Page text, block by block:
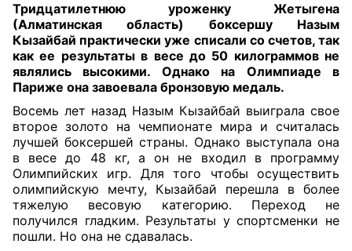
Тридцатилетнюю уроженку Жетыгена
(Алматинская область) боксершу Назым
Кызайбай практически уже списали со счетов, так
как ее результаты в весе до 50 килограммов не
являлись высокими. Однако на Олимпиаде в
Париже она завоевала бронзовую медаль.
Восемь лет назад Назым Кызайбай выиграла свое
второе золото на чемпионате мира и считалась
лучшей боксершей страны. Однако выступала она
в весе до 48 кг, а он не входил в программу
Олимпийских игр. Для того чтобы осуществить
олимпийскую мечту, Кызайбай перешла в более
тяжелую весовую категорию. Переход не
получился гладким. Результаты у спортсменки не
пошли. Но она не сдавалась.